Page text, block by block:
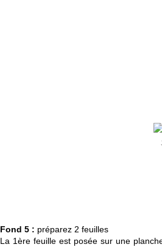
Fond 5 : préparez 2 feuilles
La 1ère feuille est posée sur une